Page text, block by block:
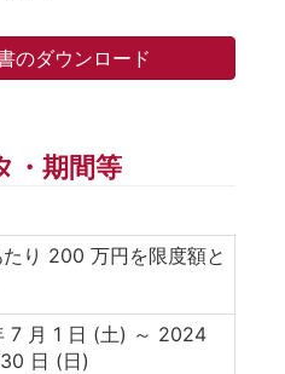
のダウンロード
・期間等
たり 200 万円を限度額と
7 月 1 日 (土) ～ 2024
日 (日)